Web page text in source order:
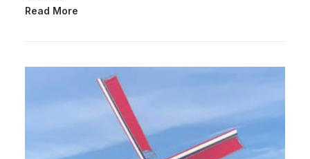
Read More